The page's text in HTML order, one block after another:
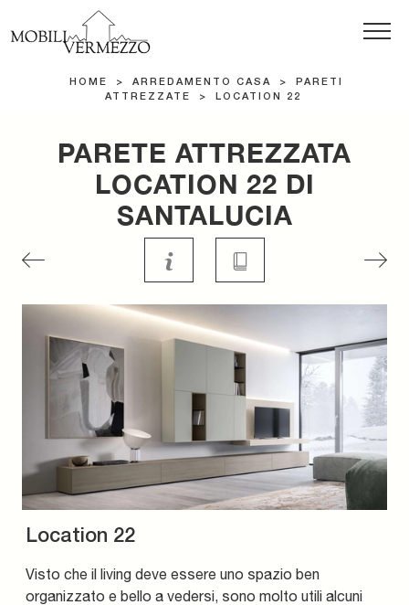
HOME > ARREDAMENTO CASA >
PARETI
ATTREZZATE
> LOCATION 22
PARETE ATTREZZATA
LOCATION 22 DI
SANTALUCIA
Location 22
Visto che il living deve essere uno spazio ben
organizzato e bello a vedersi, sono molto utili alcuni